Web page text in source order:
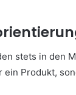
stets in den
ein Produkt,